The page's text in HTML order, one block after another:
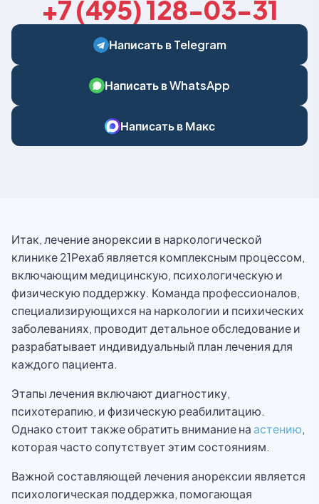
+7 (495) 128-03-31
Написать в Telegram
Написать в WhatsApp
Написать в Макс
Итак, лечение анорексии в наркологической
клинике 21Рехаб является комплексным процессом,
включающим медицинскую, психологическую и
физическую поддержку. Команда профессионалов,
специализирующихся на наркологии и психических
заболеваниях, проводит детальное обследование и
разрабатывает индивидуальный план лечения для
каждого пациента.
Этапы лечения включают диагностику,
психотерапию, и физическую реабилитацию.
Однако стоит также обратить внимание на астению,
которая часто сопутствует этим состояниям.
Важной составляющей лечения анорексии является
психологическая поддержка, помогающая